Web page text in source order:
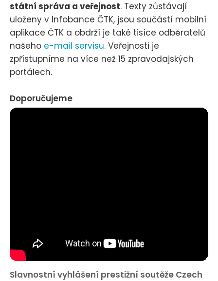
státní správa a veřejnost. Texty zůstávají
uloženy v Infobance ČTK, jsou součástí mobilní
aplikace ČTK a obdrží je také tisíce odběratelů
našeho e-mail servisu. Veřejnosti je
zpřístupníme na více než 15 zpravodajských
portálech.
Doporučujeme
Slavnostní vyhlášení prestižní soutěže Czech